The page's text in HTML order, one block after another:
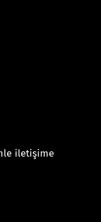
iletişime